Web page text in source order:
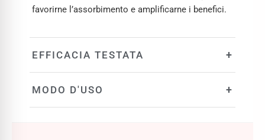
favorirne l’assorbimento e amplificarne i benefici.
EFFICACIA TESTATA +
MODO D'USO +